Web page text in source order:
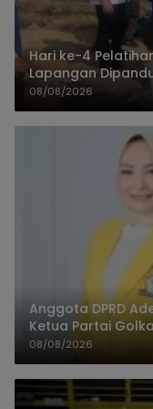
Hari ke-4
Lapangan
08/08/2026
Anggota DPRD
Ketua Partai
08/08/2026